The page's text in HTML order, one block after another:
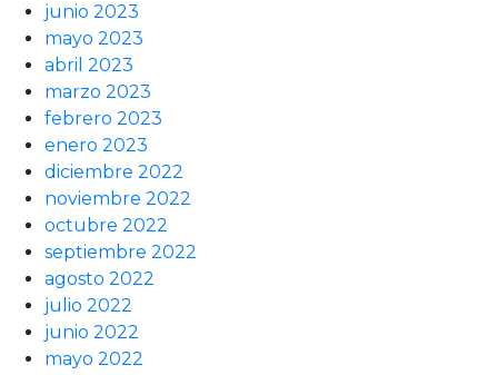
junio 2023
mayo 2023
abril 2023
marzo 2023
febrero 2023
enero 2023
diciembre 2022
noviembre 2022
octubre 2022
septiembre 2022
agosto 2022
julio 2022
junio 2022
mayo 2022